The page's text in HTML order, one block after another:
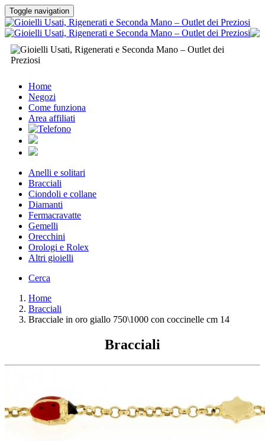
Toggle navigation
Home
Negozi
Come funziona
Area affiliati
Anelli e solitari
Bracciali
Ciondoli e collane
Diamanti
Fermacravatte
Gemelli
Orecchini
Orologi e Rolex
Altri gioielli
Cerca
Home
Bracciali
Bracciale in oro giallo 750\1000 con coccinelle cm 14
Bracciali